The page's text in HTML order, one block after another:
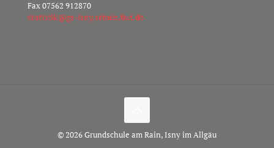
Fax 07562 912870
ed.lw
b.elu
hcs.y
nsi-s
g@kit
sitat
s
© 2026 Grundschule am Rain, Isny im Allgäu